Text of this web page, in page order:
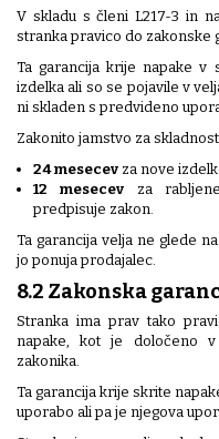
V skladu s členi L217-3 in
stranka pravico do zakonske
Ta garancija krije napake v
izdelka ali so se pojavile v
ni skladen s predvideno
Zakonito jamstvo za
24 mesecev za nove
12 mesecev za
predpisuje zakon.
Ta garancija velja ne glede
jo ponuja prodajalec.
8.2 Zakonska
Stranka ima prav tako
napake, kot je določeno v
zakonika.
Ta garancija krije skrite
uporabo ali pa je njegova